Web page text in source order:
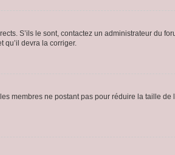
S’ils le sont, contactez un administrateur du
qu’il devra la corriger.
membres ne postant pas pour réduire la taille